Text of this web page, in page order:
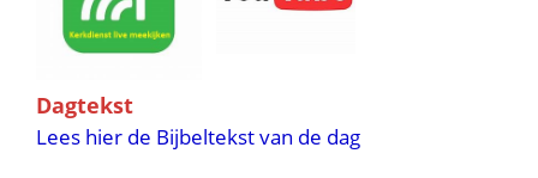
Dagtekst
Lees hier de Bijbeltekst van de dag